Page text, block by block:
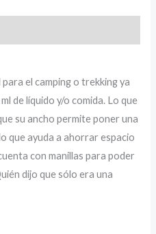
el camping o trekking ya
de líquido y/o comida. Lo que
su ancho permite poner una
que ayuda a ahorrar espacio
con manillas para poder
dijo que sólo era una